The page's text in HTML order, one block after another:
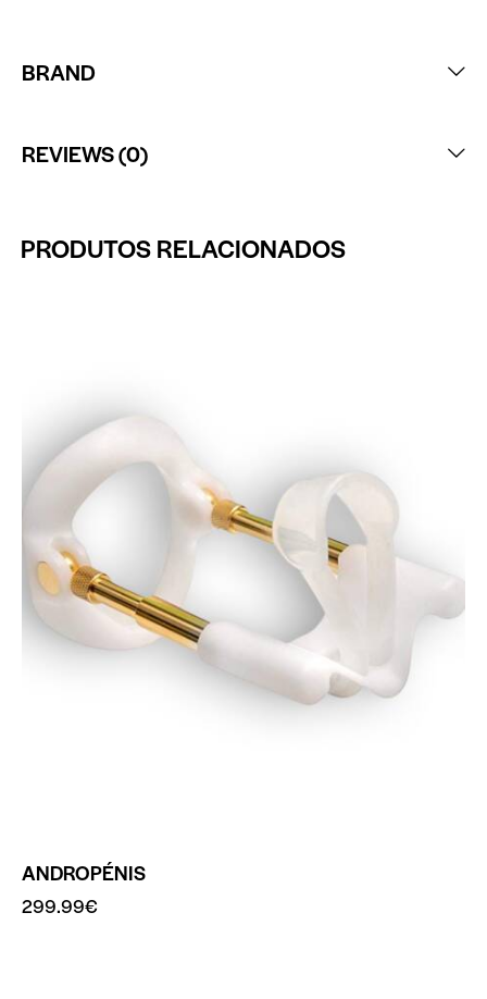
BRAND
REVIEWS (0)
PRODUTOS RELACIONADOS
ANDROPÉNIS
299.99€